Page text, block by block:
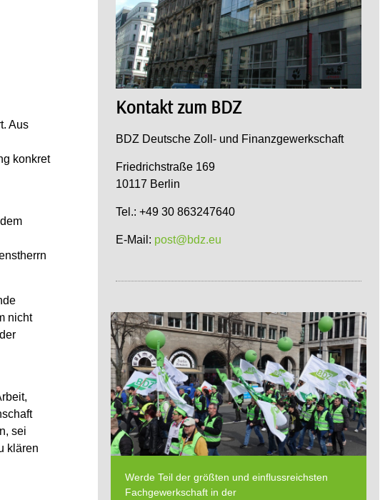
Aus
konkret
nicht
sei
klären
Kontakt zum BDZ
BDZ Deutsche Zoll- und Finanzgewerkschaft
Friedrichstraße 169
10117 Berlin
Tel.: +49 30 863247640
E-Mail: post@bdz.eu
Werde Teil der größten und einflussreichsten
Fachgewerkschaft in der